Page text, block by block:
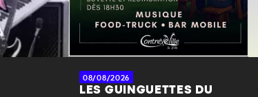
08/08/2026
LES GUINGUETTES DU